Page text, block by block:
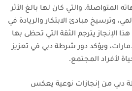
المتواصلة، والتي كان لها بالغ الأثر
وترسيخ مبادئ الابتكار والريادة في
الإنجاز يترجم الثقة التي تحظى بها
ويؤكد دور شرطة دبي في تعزيز
لأفراد المجتمع.
دبي من إنجازات نوعية يعكس